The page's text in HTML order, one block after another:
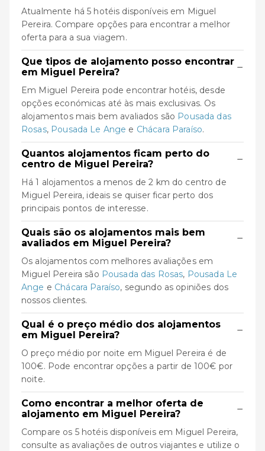
Atualmente há 5 hotéis disponíveis em Miguel
Pereira. Compare opções para encontrar a melhor
oferta para a sua viagem.
Que tipos de alojamento posso encontrar
em Miguel Pereira?
−
Em Miguel Pereira pode encontrar hotéis, desde
opções económicas até às mais exclusivas. Os
alojamentos mais bem avaliados são Pousada das
Rosas, Pousada Le Ange e Chácara Paraíso.
Quantos alojamentos ficam perto do
centro de Miguel Pereira?
−
Há 1 alojamentos a menos de 2 km do centro de
Miguel Pereira, ideais se quiser ficar perto dos
principais pontos de interesse.
Quais são os alojamentos mais bem
avaliados em Miguel Pereira?
−
Os alojamentos com melhores avaliações em
Miguel Pereira são Pousada das Rosas, Pousada Le
Ange e Chácara Paraíso, segundo as opiniões dos
nossos clientes.
Qual é o preço médio dos alojamentos
em Miguel Pereira?
−
O preço médio por noite em Miguel Pereira é de
100€. Pode encontrar opções a partir de 100€ por
noite.
Como encontrar a melhor oferta de
alojamento em Miguel Pereira?
−
Compare os 5 hotéis disponíveis em Miguel Pereira,
consulte as avaliações de outros viajantes e utilize o